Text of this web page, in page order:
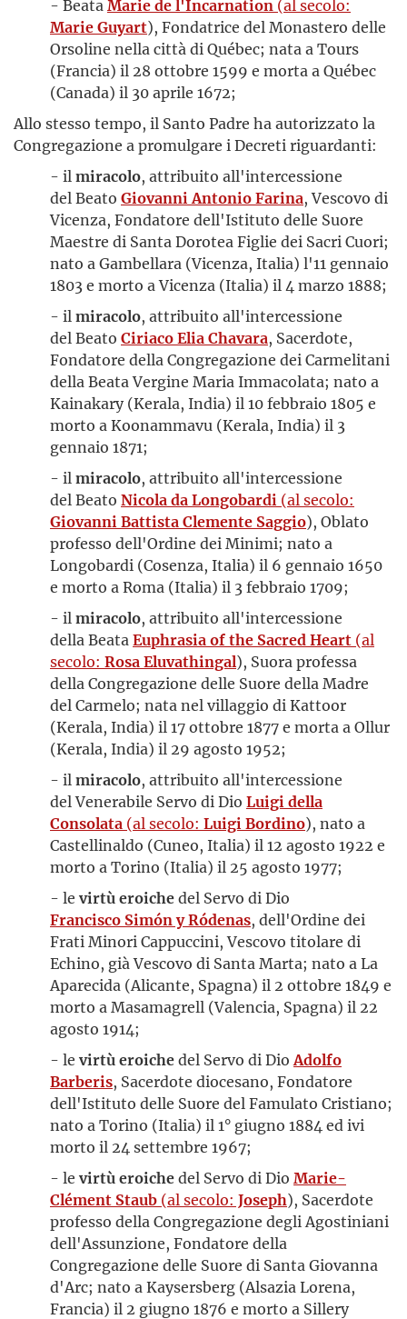
- Beata Marie de l'Incarnation (al secolo:
Marie Guyart), Fondatrice del Monastero delle
Orsoline nella città di Québec; nata a Tours
(Francia) il 28 ottobre 1599 e morta a Québec
(Canada) il 30 aprile 1672;
Allo stesso tempo, il Santo Padre ha autorizzato la
Congregazione a promulgare i Decreti riguardanti:
- il miracolo, attribuito all'intercessione
del Beato Giovanni Antonio Farina, Vescovo di
Vicenza, Fondatore dell'Istituto delle Suore
Maestre di Santa Dorotea Figlie dei Sacri Cuori;
nato a Gambellara (Vicenza, Italia) l'11 gennaio
1803 e morto a Vicenza (Italia) il 4 marzo 1888;
- il miracolo, attribuito all'intercessione
del Beato Ciriaco Elia Chavara, Sacerdote,
Fondatore della Congregazione dei Carmelitani
della Beata Vergine Maria Immacolata; nato a
Kainakary (Kerala, India) il 10 febbraio 1805 e
morto a Koonammavu (Kerala, India) il 3
gennaio 1871;
- il miracolo, attribuito all'intercessione
del Beato Nicola da Longobardi (al secolo:
Giovanni Battista Clemente Saggio), Oblato
professo dell'Ordine dei Minimi; nato a
Longobardi (Cosenza, Italia) il 6 gennaio 1650
e morto a Roma (Italia) il 3 febbraio 1709;
- il miracolo, attribuito all'intercessione
della Beata Euphrasia of the Sacred Heart (al
secolo: Rosa Eluvathingal), Suora professa
della Congregazione delle Suore della Madre
del Carmelo; nata nel villaggio di Kattoor
(Kerala, India) il 17 ottobre 1877 e morta a Ollur
(Kerala, India) il 29 agosto 1952;
- il miracolo, attribuito all'intercessione
del Venerabile Servo di Dio Luigi della
Consolata (al secolo: Luigi Bordino), nato a
Castellinaldo (Cuneo, Italia) il 12 agosto 1922 e
morto a Torino (Italia) il 25 agosto 1977;
- le virtù eroichedel Servo di Dio
Francisco Simón y Ródenas, dell'Ordine dei
Frati Minori Cappuccini, Vescovo titolare di
Echino, già Vescovo di Santa Marta; nato a La
Aparecida (Alicante, Spagna) il 2 ottobre 1849 e
morto a Masamagrell (Valencia, Spagna) il 22
agosto 1914;
- le virtù eroichedel Servo di Dio Adolfo
Barberis, Sacerdote diocesano, Fondatore
dell'Istituto delle Suore del Famulato Cristiano;
nato a Torino (Italia) il 1° giugno 1884 ed ivi
morto il 24 settembre 1967;
- le virtù eroichedel Servo di Dio Marie-
Clément Staub (al secolo: Joseph), Sacerdote
professo della Congregazione degli Agostiniani
dell'Assunzione, Fondatore della
Congregazione delle Suore di Santa Giovanna
d'Arc; nato a Kaysersberg (Alsazia Lorena,
Francia) il 2 giugno 1876 e morto a Sillery